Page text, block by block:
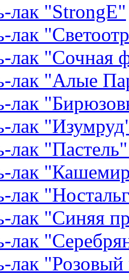
лак "StrongE"
лак
лак "Сочная
лак "Алые
лак
лак
лак
лак
лак
лак "Синяя
лак
лак